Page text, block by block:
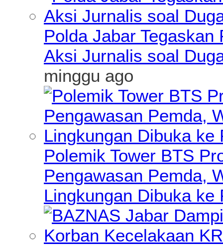
Polda Jabar
Aksi Jurnalis soal
minggu ago
Polemik Tower BTS
Pengawasan Pemda,
Lingkungan Dibuka ke